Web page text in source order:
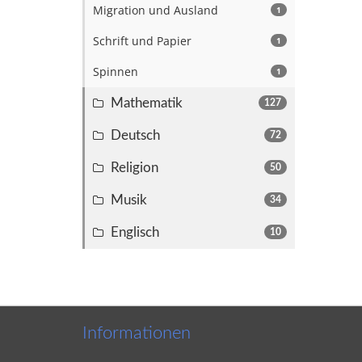
1
Migration und Ausland
1
Schrift und Papier
1
Spinnen
127
Mathematik
72
Deutsch
50
Religion
34
Musik
10
Englisch
Informationen